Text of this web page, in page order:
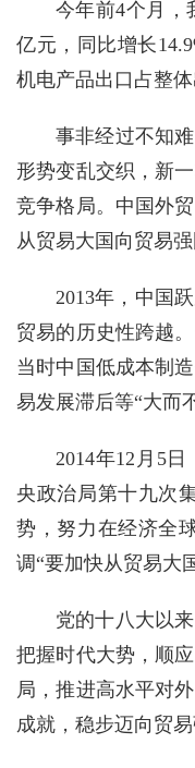
今年前4个月，
亿元，同比增长
机电产品出口占整体
事非经过不知
形势变乱交织，新
竞争格局。中国外
从贸易大国向贸易
2013年，中国
贸易的历史性跨越
当时中国低成本制
易发展滞后等“大而
2014年12月5
央政治局第十九次
势，努力在经济全
调“要加快从贸易大
党的十八大以
把握时代大势，顺
局，推进高水平对
成就，稳步迈向贸易